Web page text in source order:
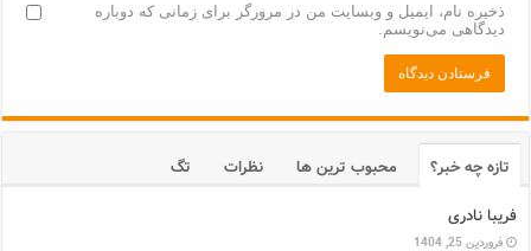
ذخیره نام، ایمیل و وبسایت من در مرورگر برای زمانی که دوباره
دیدگاهی می‌نویسم.
تازه چه خبر؟ محبوب ترین ها نظرات
تگ
فریبا نادری
فروردین 25, 1404